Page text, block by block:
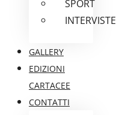
SPORT
INTERVISTE
GALLERY
EDIZIONI
CARTACEE
CONTATTI